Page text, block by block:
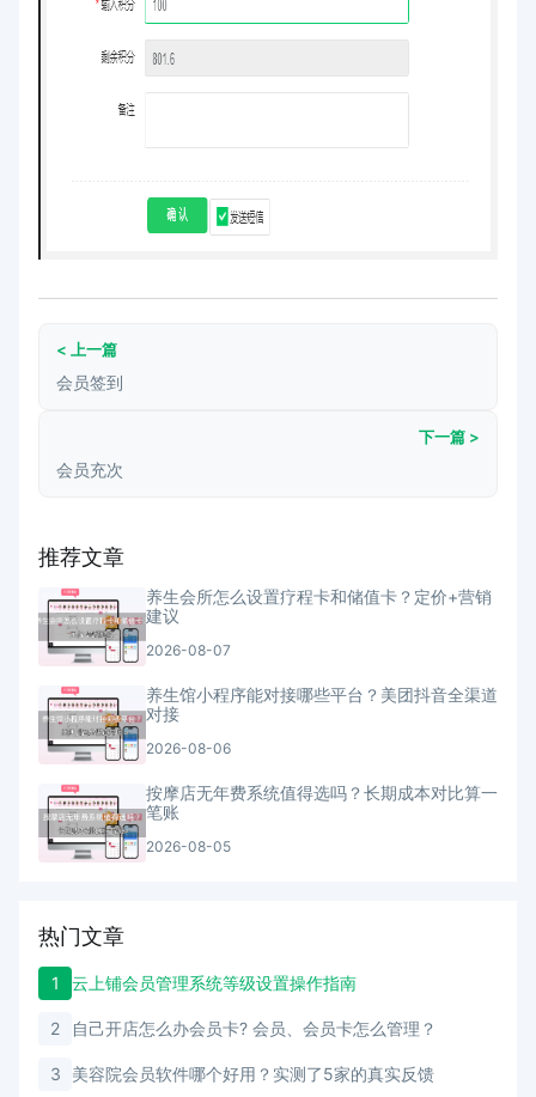
< 上一篇
会员签到
下一篇 >
会员充次
推荐文章
养生会所怎么设置疗程卡和储值卡？定价+营销
建议
2026-08-07
养生馆小程序能对接哪些平台？美团抖音全渠道
对接
2026-08-06
按摩店无年费系统值得选吗？长期成本对比算一
笔账
2026-08-05
热门文章
1 云上铺会员管理系统等级设置操作指南
2 自己开店怎么办会员卡? 会员、会员卡怎么管理？
3 美容院会员软件哪个好用？实测了5家的真实反馈